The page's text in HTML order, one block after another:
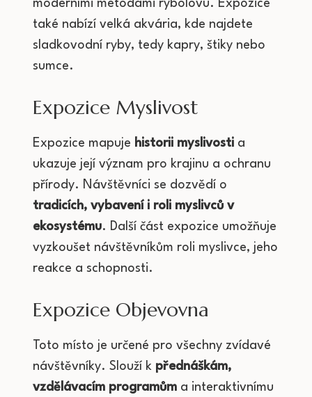
moderními metodami rybolovu. Expozice
také nabízí velká akvária, kde najdete
sladkovodní ryby, tedy kapry, štiky nebo
sumce.
Expozice Myslivost
Expozice mapuje historii myslivosti a
ukazuje její význam pro krajinu a ochranu
přírody. Návštěvníci se dozvědí o
tradicích, vybavení i roli myslivců v
ekosystému. Další část expozice umožňuje
vyzkoušet návštěvníkům roli myslivce, jeho
reakce a schopnosti.
Expozice Objevovna
Toto místo je určené pro všechny zvídavé
návštěvníky. Slouží k přednáškám,
vzdělávacím programům a interaktivnímu